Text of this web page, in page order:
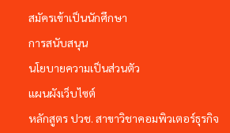
สมัครเข้าเป็นนักศึกษา
การสนับสนุน
นโยบายความเป็นส่วนตัว
แผนผังเว็บไซต์
หลักสูตร ปวช. สาขาวิชาคอมพิวเตอร์ธุรกิจ